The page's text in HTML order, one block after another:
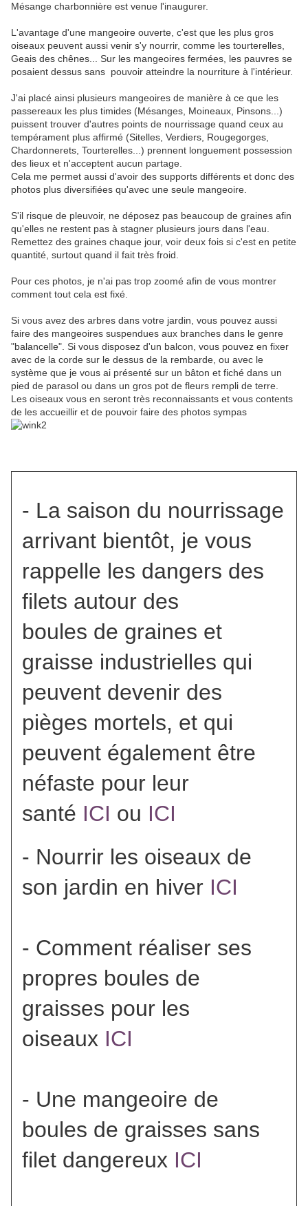
Mésange charbonnière est venue l'inaugurer.
L'avantage d'une mangeoire ouverte, c'est que les plus gros
oiseaux peuvent aussi venir s'y nourrir, comme les tourterelles,
Geais des chênes... Sur les mangeoires fermées, les pauvres se
posaient dessus sans pouvoir atteindre la nourriture à l'intérieur.
J'ai placé ainsi plusieurs mangeoires de manière à ce que les
passereaux les plus timides (Mésanges, Moineaux, Pinsons...)
puissent trouver d'autres points de nourrissage quand ceux au
tempérament plus affirmé (Sitelles, Verdiers, Rougegorges,
Chardonnerets, Tourterelles...) prennent longuement possession
des lieux et n'acceptent aucun partage.
Cela me permet aussi d'avoir des supports différents et donc des
photos plus diversifiées qu'avec une seule mangeoire.
S'il risque de pleuvoir, ne déposez pas beaucoup de graines afin
qu'elles ne restent pas à stagner plusieurs jours dans l'eau.
Remettez des graines chaque jour, voir deux fois si c'est en petite
quantité, surtout quand il fait très froid.
Pour ces photos, je n'ai pas trop zoomé afin de vous montrer
comment tout cela est fixé.
Si vous avez des arbres dans votre jardin, vous pouvez aussi
faire des mangeoires suspendues aux branches dans le genre
"balancelle". Si vous disposez d'un balcon, vous pouvez en fixer
avec de la corde sur le dessus de la rembarde, ou avec le
système que je vous ai présenté sur un bâton et fiché dans un
pied de parasol ou dans un gros pot de fleurs rempli de terre.
Les oiseaux vous en seront très reconnaissants et vous contents
de les accueillir et de pouvoir faire des photos sympas
- La saison du nourrissage
arrivant bientôt, je vous
rappelle les dangers des
filets autour des
boules de graines et
graisse industrielles qui
peuvent devenir des
pièges mortels, et qui
peuvent également être
néfaste pour leur
santé ICI ou ICI
- Nourrir les oiseaux de
son jardin en hiver ICI
- Comment réaliser ses
propres boules de
graisses pour les
oiseaux ICI
- Une mangeoire de
boules de graisses sans
filet dangereux ICI